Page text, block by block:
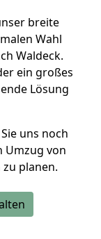
breite
Wahl
Waldeck.
ein großes
Lösung
uns noch
Umzug von
planen.